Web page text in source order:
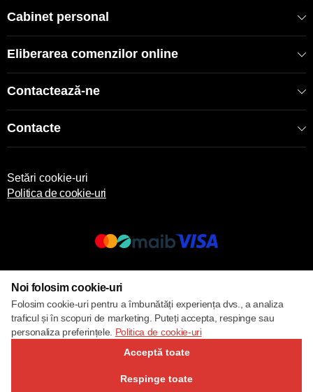
Cabinet personal
Eliberarea comenzilor online
Contactează-ne
Contacte
Setări cookie-uri
Politica de cookie-uri
Noi folosim cookie-uri
Folosim cookie-uri pentru a îmbunătăți experiența dvs., a analiza
traficul și în scopuri de marketing. Puteți accepta, respinge sau
personaliza preferințele. Politica de cookie-uri
Acceptă toate
Respinge toate